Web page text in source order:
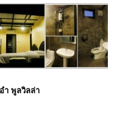
ำ พูลวิลล่า